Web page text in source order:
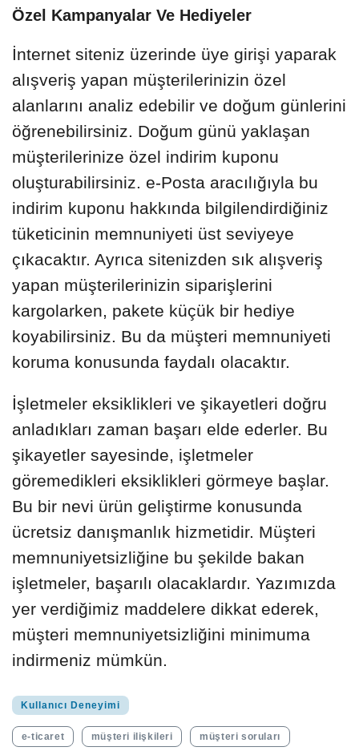
Özel Kampanyalar Ve Hediyeler
İnternet siteniz üzerinde üye girişi yaparak
alışveriş yapan müşterilerinizin özel
alanlarını analiz edebilir ve doğum günlerini
öğrenebilirsiniz. Doğum günü yaklaşan
müşterilerinize özel indirim kuponu
oluşturabilirsiniz. e-Posta aracılığıyla bu
indirim kuponu hakkında bilgilendirdiğiniz
tüketicinin memnuniyeti üst seviyeye
çıkacaktır. Ayrıca sitenizden sık alışveriş
yapan müşterilerinizin siparişlerini
kargolarken, pakete küçük bir hediye
koyabilirsiniz. Bu da müşteri memnuniyeti
koruma konusunda faydalı olacaktır.
İşletmeler eksiklikleri ve şikayetleri doğru
anladıkları zaman başarı elde ederler. Bu
şikayetler sayesinde, işletmeler
göremedikleri eksiklikleri görmeye başlar.
Bu bir nevi ürün geliştirme konusunda
ücretsiz danışmanlık hizmetidir. Müşteri
memnuniyetsizliğine bu şekilde bakan
işletmeler, başarılı olacaklardır. Yazımızda
yer verdiğimiz maddelere dikkat ederek,
müşteri memnuniyetsizliğini minimuma
indirmeniz mümkün.
Kullanıcı Deneyimi
e-ticaret müşteri ilişkileri müşteri soruları